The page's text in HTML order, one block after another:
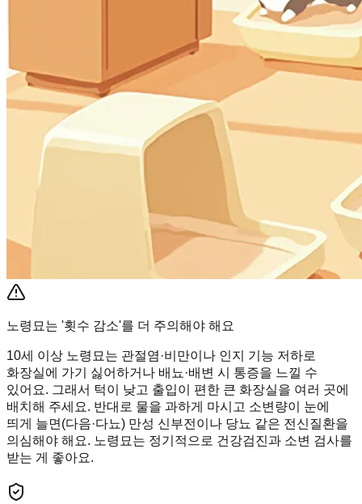
노령묘는 '횟수 감소'를 더 주의해야 해요
10세 이상 노령묘는 관절염·비만이나 인지 기능 저하로
화장실에 가기 싫어하거나 배뇨·배변 시 통증을 느낄 수
있어요. 그래서 턱이 낮고 출입이 편한 큰 화장실을 여러 곳에
배치해 주세요. 반대로 물을 과하게 마시고 소변량이 눈에
띄게 늘면(다음·다뇨) 만성 신부전이나 당뇨 같은 전신질환을
의심해야 해요. 노령묘는 정기적으로 건강검진과 소변 검사를
받는 게 좋아요.